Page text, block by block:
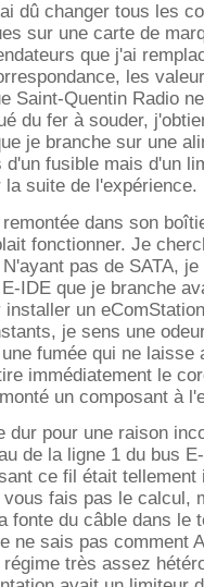
dû changer tous les
sur une carte de
que j'ai
les
Saint-Quentin Radio
du fer à souder,
je branche sur une
d'un fusible mais d'un
la suite de l'expérience.
dans son
fonctionner. Je
pas de SATA,
IDE que je branche
installer un
je sens une
fumée qui ne laisse
immédiatement le
un composant à
dur pour une raison
de la ligne 1 du bus
ce fil était tellement
vous fais pas le calcul,
fonte du câble dans le
ne sais pas comment
très assez